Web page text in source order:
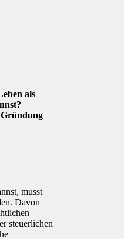
als
musst
Davon
steuerlichen